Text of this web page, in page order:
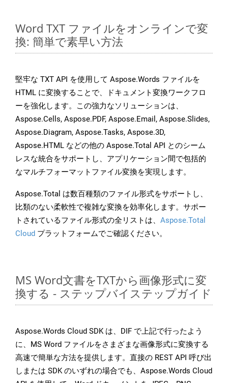
Word TXT ファイルをオンラインで変
換: 簡単で素早い方法
堅牢な TXT API を使用して Aspose.Words ファイルを
HTML に変換することで、ドキュメント変換ワークフロ
ーを強化します。この強力なソリューションは、
Aspose.Cells, Aspose.PDF, Aspose.Email, Aspose.Slides,
Aspose.Diagram, Aspose.Tasks, Aspose.3D,
Aspose.HTML などの他の Aspose.Total API とのシーム
レスな統合をサポートし、アプリケーション間で包括的
なマルチフォーマットファイル変換を実現します。
Aspose.Total は数百種類のファイル形式をサポートし、
比類のない柔軟性で複雑な変換を効率化します。サポー
トされているファイル形式の全リストは、 Aspose.Total
Cloud プラットフォームでご確認ください。
MS Word文書をTXTから画像形式に変
換する - ステップバイステップガイド
Aspose.Words Cloud SDK は、DIF で上記で行ったよう
に、MS Word ファイルをさまざまな画像形式に変換する
高速で簡単な方法を提供します。直接の REST API 呼び出
しまたは SDK のいずれの場合でも、Aspose.Words Cloud